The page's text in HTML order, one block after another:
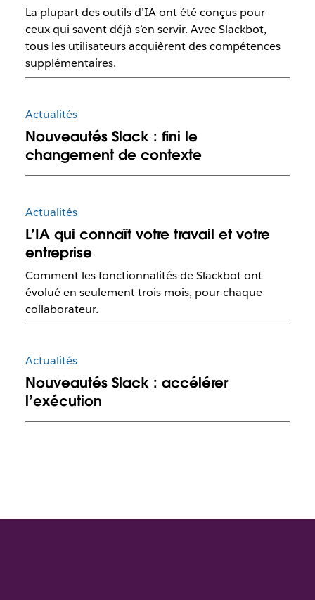
La plupart des outils d’IA ont été conçus pour
ceux qui savent déjà s’en servir. Avec Slackbot,
tous les utilisateurs acquièrent des compétences
supplémentaires.
Actualités
Nouveautés Slack : fini le
changement de contexte
Actualités
L’IA qui connaît votre travail et votre
entreprise
Comment les fonctionnalités de Slackbot ont
évolué en seulement trois mois, pour chaque
collaborateur.
Actualités
Nouveautés Slack : accélérer
l’exécution